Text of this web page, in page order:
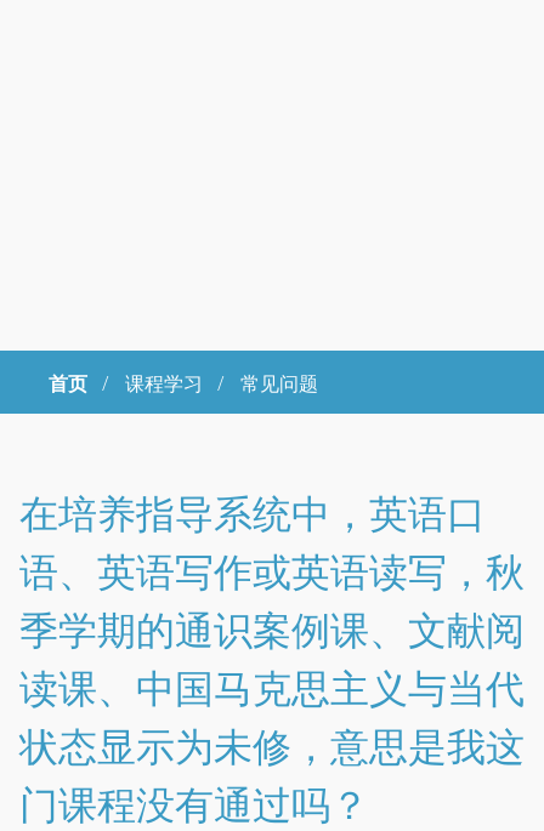
首页 / 课程学习 / 常见问题
在培养指导系统中，英语口
语、英语写作或英语读写，秋
季学期的通识案例课、文献阅
读课、中国马克思主义与当代
状态显示为未修，意思是我这
门课程没有通过吗？